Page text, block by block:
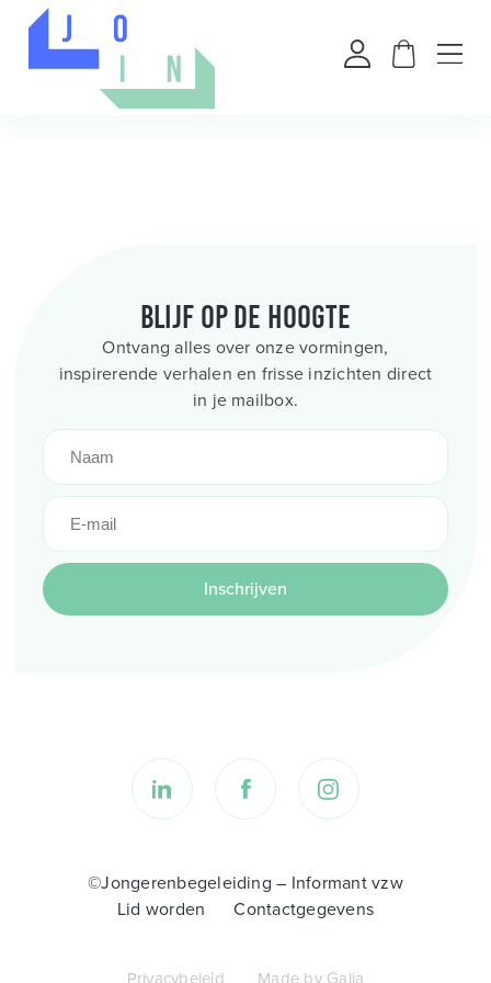
Blijf op de hoogte
Ontvang alles over onze vormingen,
inspirerende verhalen en frisse inzichten direct
in je mailbox.
Inschrijven
©Jongerenbegeleiding – Informant vzw
Lid worden
Contactgegevens